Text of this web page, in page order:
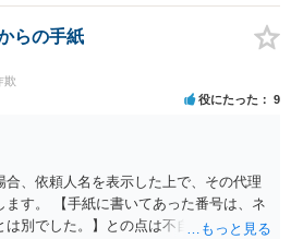
報、④勤務先（給与の支給者）情報で
が取得できるのは、相談者様の債権が、
の生命または身体の侵害による損害賠償
す。 申立には、定められた要件を満た
には弁護士に相談されるかご自身でお
らの手紙
欺
役にたった 9
、依頼人名を表示した上で、その代理
ます。 【手紙に書いてあった番号は、ネ
は別でした。】との点は不自然ではある